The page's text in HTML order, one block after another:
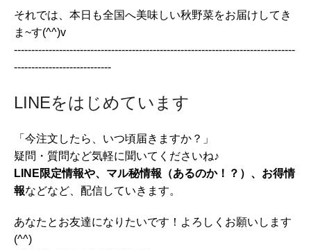
それでは、本日も全国へ美味しい秋野菜をお届けしてき
ま~す(^^)v
---------------------------------------------------------------------------------
----------------------------
LINEをはじめています
「今注文したら、いつ頃届きますか？」
疑問・質問など気軽に聞いてくださいね♪
LINE限定情報や、マル秘情報（あるのか！？）、お得情
報などなど、配信していきます。
あなたとお友達になりたいです！よろしくお願いします
(^^)